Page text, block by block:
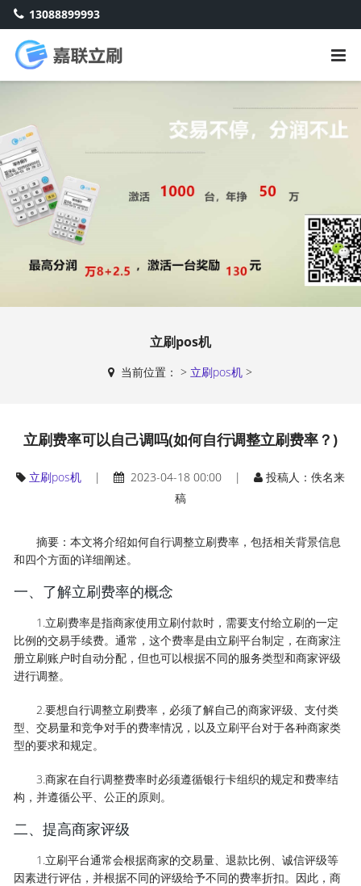
13088899993
立刷pos机
当前位置：> 立刷pos机 >
立刷费率可以自己调吗(如何自行调整立刷费率？)
立刷pos机| 2023-04-18 00:00 |
投稿人：佚名来
稿
摘要：本文将介绍如何自行调整立刷费率，包括相关背景信息
和四个方面的详细阐述。
一、了解立刷费率的概念
1.立刷费率是指商家使用立刷付款时，需要支付给立刷的一定
比例的交易手续费。通常，这个费率是由立刷平台制定，在商家注
册立刷账户时自动分配，但也可以根据不同的服务类型和商家评级
进行调整。
2.要想自行调整立刷费率，必须了解自己的商家评级、支付类
型、交易量和竞争对手的费率情况，以及立刷平台对于各种商家类
型的要求和规定。
3.商家在自行调整费率时必须遵循银行卡组织的规定和费率结
构，并遵循公平、公正的原则。
二、提高商家评级
1.立刷平台通常会根据商家的交易量、退款比例、诚信评级等
因素进行评估，并根据不同的评级给予不同的费率折扣。因此，商